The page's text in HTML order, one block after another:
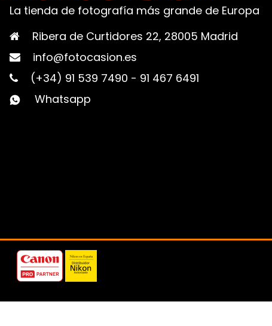
La tienda de fotografía más grande de Europa
Ribera de Curtidores 22, 28005 Madrid
info@fotocasion.es
(+34) 91 539 7490 - 91 467 6491
Whatsapp